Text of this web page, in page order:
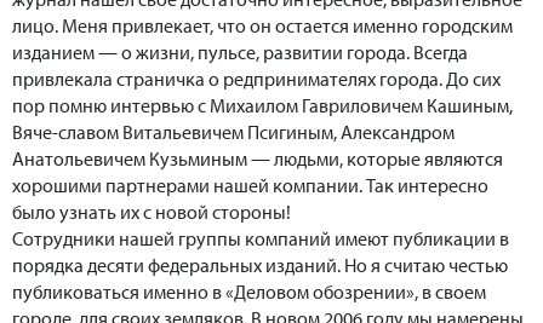
лицо. Меня привлекает, что он остается именно городским
изданием — о жизни, пульсе, развитии города. Всегда
привлекала страничка о редпринимателях города. До сих
пор помню интервью с Михаилом Гавриловичем Кашиным,
Вяче-славом Витальевичем Псигиным, Александром
Анатольевичем Кузьминым — людьми, которые являются
хорошими партнерами нашей компании. Так интересно
было узнать их с новой стороны!
Сотрудники нашей группы компаний имеют публикации в
порядка десяти федеральных изданий. Но я считаю честью
публиковаться именно в «Деловом обозрении», в своем
городе, для своих земляков. В новом 2006 году мы намерены